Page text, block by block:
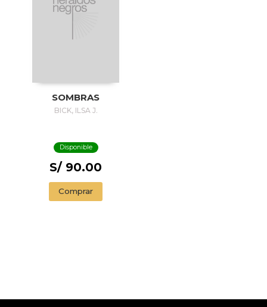
SOMBRAS
BICK, ILSA J.
Disponible
S/ 90.00
Comprar